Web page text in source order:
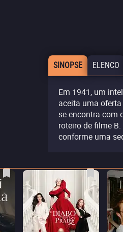
SINOPSE ELENCO
Em 1941, um
aceita uma
se encontra com
roteiro de filme
conforme uma